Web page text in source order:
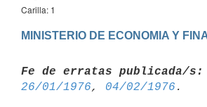
Carilla: 1
MINISTERIO DE ECONOMIA Y
Fe de erratas publicada/s:
26/01/1976, 04/02/1976